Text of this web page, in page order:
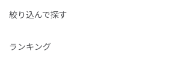
絞り込んで探す
ランキング